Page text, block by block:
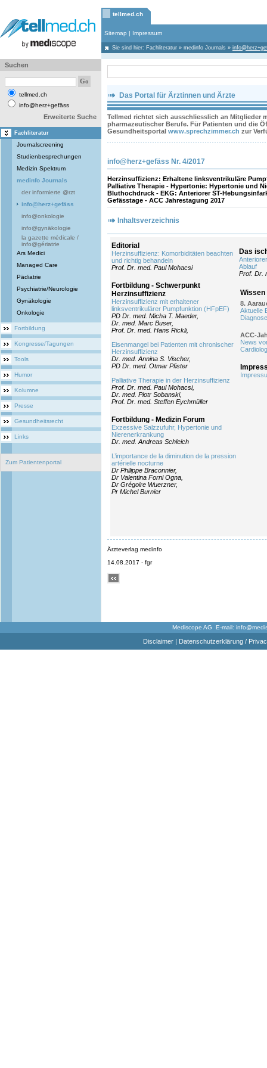
tellmed.ch
Sitemap | Impressum
Sie sind hier: Fachliteratur » medinfo Journals »
Suchen
tellmed.ch
info@herz+gefäss
Erweiterte Suche
Fachliteratur
Journalscreening
Studienbesprechungen
Medizin Spektrum
medinfo Journals
der informierte @rzt
info@herz+gefäss
info@onkologie
info@gynäkologie
la gazette médicale /
info@gériatrie
Ars Medici
Managed Care
Pädiatrie
Psychiatrie/Neurologie
Gynäkologie
Onkologie
Fortbildung
Kongresse/Tagungen
Tools
Humor
Kolumne
Presse
Gesundheitsrecht
Links
Zum Patientenportal
Das Portal für Ärztinnen und Ärzte
Tellmed richtet sich ausschliesslich an Mitglieder
pharmazeutischer Berufe. Für Patienten und die
Gesundheitsportal www.sprechzimmer.ch zur
info@herz+gefäss Nr. 4/2017
Herzinsuffizienz: Erhaltene linksventrikuläre
Palliative Therapie - Hypertonie: Hypertonie und
Bluthochdruck - EKG: Anteriorer ST-
Gefässtage - ACC Jahrestagung 2017
Inhaltsverzeichnis
Editorial
Herzinsuffizienz: Komorbiditäten beachten
und richtig behandeln
Prof. Dr. med. Paul Mohacsi
Fortbildung - Schwerpunkt
Herzinsuffizienz
Herzinsuffizienz mit erhaltener
linksventrikulärer Pumpfunktion (HFpEF)
PD Dr. med. Micha T. Maeder,
Dr. med. Marc Buser,
Prof. Dr. med. Hans Rickli,
Eisenmangel bei Patienten mit chronischer
Herzinsuffizienz
Dr. med. Annina S. Vischer,
PD Dr. med. Otmar Pfister
Palliative Therapie in der Herzinsuffizienz
Prof. Dr. med. Paul Mohacsi,
Dr. med. Piotr Sobanski,
Prof. Dr. med. Steffen Eychmüller
Fortbildung - Medizin Forum
Exzessive Salzzufuhr, Hypertonie und
Nierenerkrankung
Dr. med. Andreas Schleich
L’importance de la diminution de la pression
artérielle nocturne
Dr Philippe Braconnier,
Dr Valentina Forni Ogna,
Dr Grégoire Wuerzner,
Pr Michel Burnier
Das
Ablauf
Prof. Dr.
8.
Aktuelle
ACC-
News
Ärzteverlag medinfo
14.08.2017 - fgr
Mediscope AG E-mail:
Disclaimer| Datenschutzerklärung /